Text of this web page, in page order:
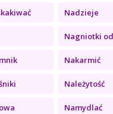
Nadzieje
Nagniotki
Nakarmić
Należytość
Namydlać